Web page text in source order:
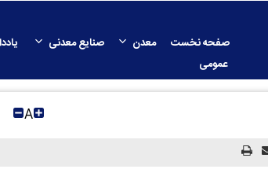
صفحه نخست معدن صنایع معدنی
عمومی
A